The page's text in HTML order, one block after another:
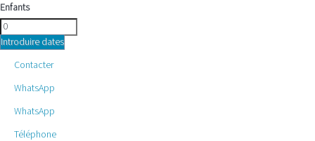
Enfants
Introduire dates
Contacter
WhatsApp
WhatsApp
Téléphone